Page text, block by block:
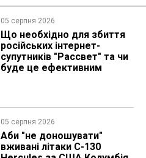
05 серпня 2026
Що необхідно для збиття
російських інтернет-
супутників "Рассвет" та чи
буде це ефективним
05 серпня 2026
Аби "не доношувати"
вживані літаки C-130